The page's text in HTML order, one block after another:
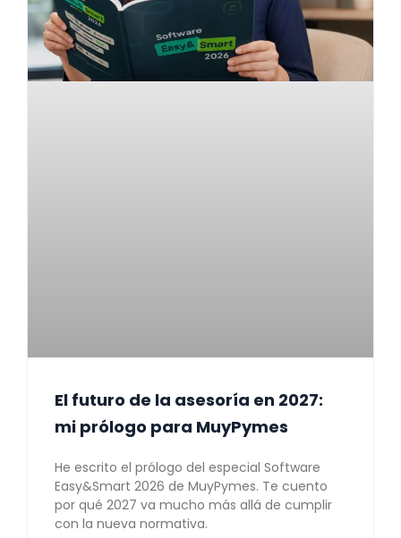
El futuro de la asesoría en 2027:
mi prólogo para MuyPymes
He escrito el prólogo del especial Software
Easy&Smart 2026 de MuyPymes. Te cuento
por qué 2027 va mucho más allá de cumplir
con la nueva normativa.